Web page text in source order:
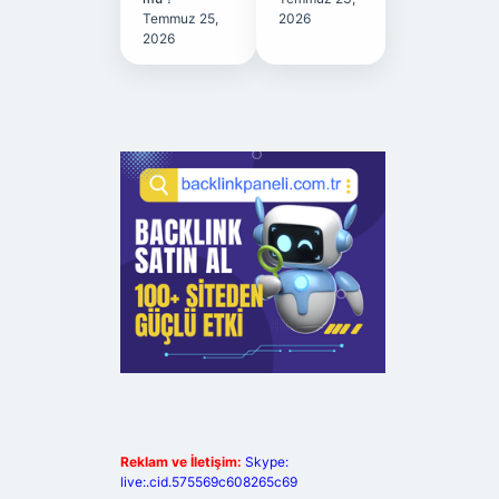
Temmuz 25,
2026
2026
Reklam ve İletişim: Skype:
live:.cid.575569c608265c69